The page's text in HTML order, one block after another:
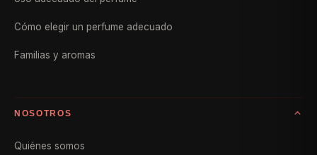
Cómo elegir un perfume adecuado
Familias y aromas
NOSOTROS
Quiénes somos